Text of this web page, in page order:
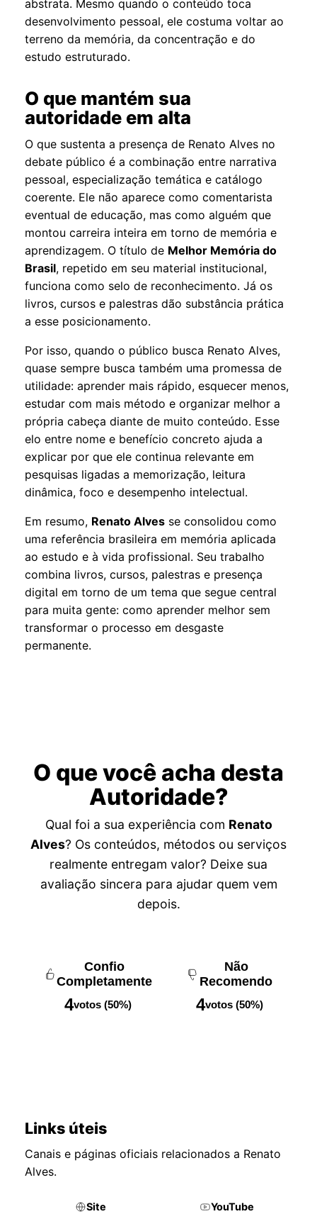
abstrata. Mesmo quando o conteúdo toca
desenvolvimento pessoal, ele costuma voltar ao
terreno da memória, da concentração e do
estudo estruturado.
O que mantém sua
autoridade em alta
O que sustenta a presença de Renato Alves no
debate público é a combinação entre narrativa
pessoal, especialização temática e catálogo
coerente. Ele não aparece como comentarista
eventual de educação, mas como alguém que
montou carreira inteira em torno de memória e
aprendizagem. O título de Melhor Memória do
Brasil, repetido em seu material institucional,
funciona como selo de reconhecimento. Já os
livros, cursos e palestras dão substância prática
a esse posicionamento.
Por isso, quando o público busca Renato Alves,
quase sempre busca também uma promessa de
utilidade: aprender mais rápido, esquecer menos,
estudar com mais método e organizar melhor a
própria cabeça diante de muito conteúdo. Esse
elo entre nome e benefício concreto ajuda a
explicar por que ele continua relevante em
pesquisas ligadas a memorização, leitura
dinâmica, foco e desempenho intelectual.
Em resumo, Renato Alves se consolidou como
uma referência brasileira em memória aplicada
ao estudo e à vida profissional. Seu trabalho
combina livros, cursos, palestras e presença
digital em torno de um tema que segue central
para muita gente: como aprender melhor sem
transformar o processo em desgaste
permanente.
O que você acha desta
Autoridade?
Qual foi a sua experiência com Renato
Alves? Os conteúdos, métodos ou serviços
realmente entregam valor? Deixe sua
avaliação sincera para ajudar quem vem
depois.
Confio
Completamente
4votos (50%)
Não
Recomendo
4votos (50%)
Links úteis
Canais e páginas oficiais relacionados a Renato
Alves.
Site YouTube